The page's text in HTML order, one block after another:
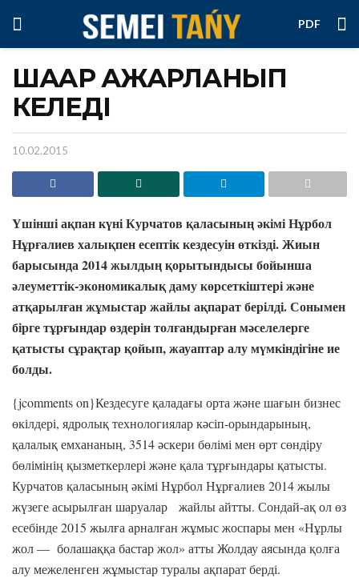
PDF
ШАҺАР АЖАРЛАНЫП
КЕЛЕДІ
10.02.2015
Үшінші ақпан күні Курчатов қаласының әкімі Нұрбол
Нұрғалиев халықпен есептік кездесуін өткізді. Жиын
барысында 2014 жылдың қорытындысы бойынша
әлеуметтік-экономикалық даму көрсеткіштері және
атқарылған жұмыстар жайлы ақпарат берілді. Сонымен
бірге тұрғындар өздерін толғандырған мәселелерге
қатысты сұрақтар қойып, жауаптар алу мүмкіндігіне ие
болды.
{jcomments on}Кездесуге қаладағы орта және шағын бизнес
өкілдері, ядролық технологиялар кәсіп-орындарының,
қалалық емхананың, 3514 әскери бөлімі мен өрт сөндіру
бөлімінің қызметкерлері және қала тұрғындары қатысты.
Курчатов қаласының әкімі Нұрбол Нұрғалиев 2014 жылы
жүзеге асырылған шаруалар жайлы айтты. Сондай-ақ ол өз
есебінде 2015 жылға арналған жұмыс жоспары мен «Нұрлы
жол — болашаққа бастар жол» атты Жолдау аясында қолға
алу межеленген жұмыстар туралы ақпарат берді.